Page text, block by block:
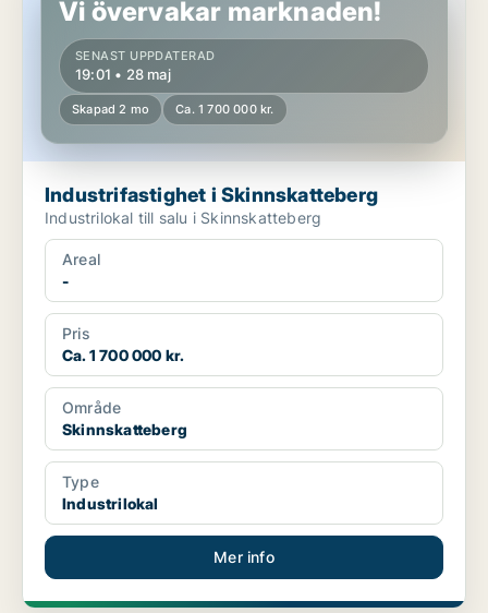
Vi övervakar marknaden!
SENAST UPPDATERAD
19:01 • 28 maj
Skapad 2 mo Ca. 1 700 000 kr.
Industrifastighet i Skinnskatteberg
Industrilokal till salu i Skinnskatteberg
Areal
-
Pris
Ca. 1 700 000 kr.
Område
Skinnskatteberg
Type
Industrilokal
Mer info